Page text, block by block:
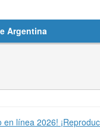
Argentina
línea 2026!